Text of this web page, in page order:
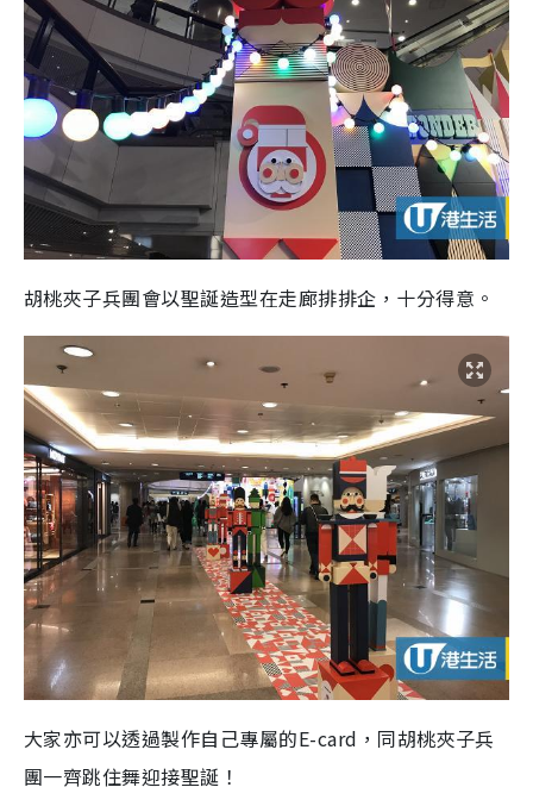
胡桃夾子兵團會以聖誕造型在走廊排排企，十分得意。
大家亦可以透過製作自己專屬的E-card，同胡桃夾子兵
團一齊跳住舞迎接聖誕！